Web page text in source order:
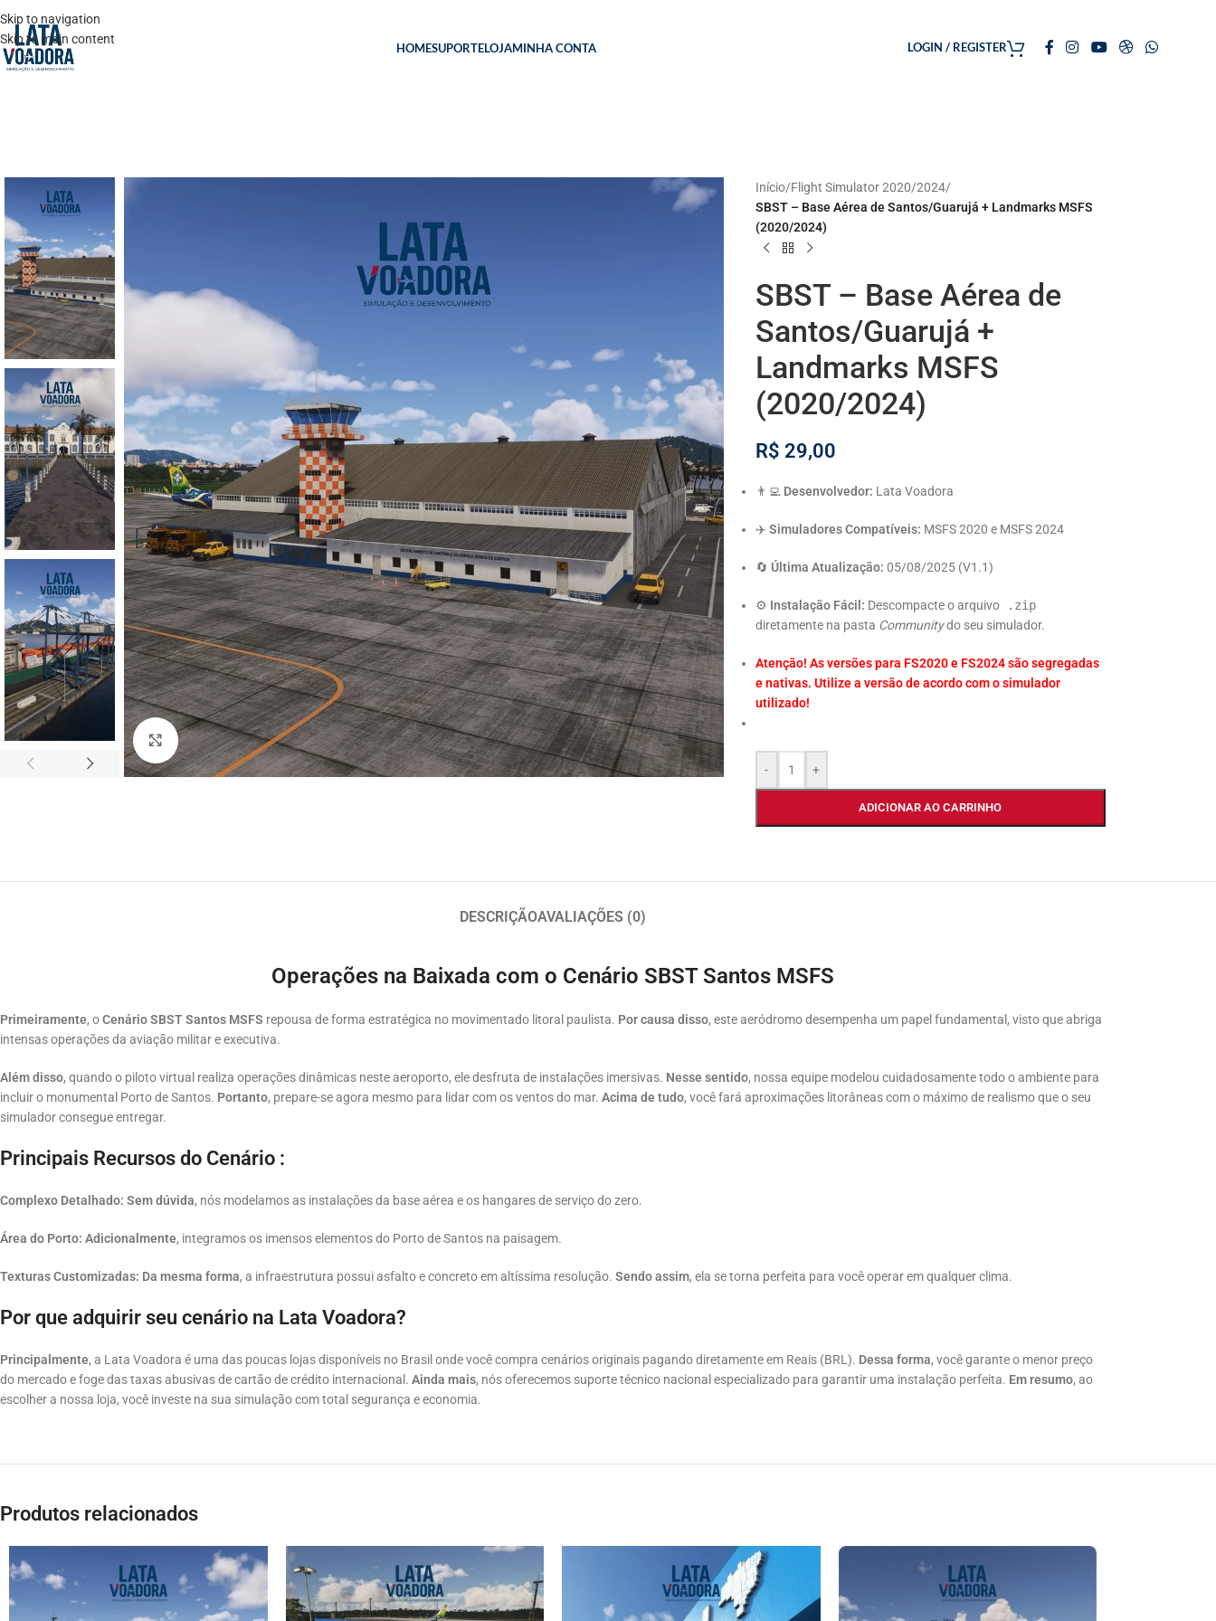
Skip to navigation
Skip to main content
HOMESUPORTELOJAMINHA CONTA LOGIN / REGISTER
Click to enlarge
Início/Flight Simulator 2020/2024/
SBST – Base Aérea de Santos/Guarujá + Landmarks MSFS
(2020/2024)
SBST – Base Aérea de
Santos/Guarujá +
Landmarks MSFS
(2020/2024)
R$ 29,00
👨‍💻 Desenvolvedor: Lata Voadora
✈️ Simuladores Compatíveis: MSFS 2020 e MSFS 2024
🔄 Última Atualização: 05/08/2025 (V1.1)
⚙️ Instalação Fácil: Descompacte o arquivo
.zip
diretamente na pasta Communitydo seu simulador.
Atenção! As versões para FS2020 e FS2024 são segregadas
e nativas. Utilize a versão de acordo com o simulador
utilizado!
- +
ADICIONAR AO CARRINHO
DESCRIÇÃOAVALIAÇÕES (0)
Operações na Baixada com o Cenário SBST Santos MSFS
Primeiramente, oCenário SBST Santos MSFS repousa de forma estratégica no movimentado litoral paulista. Por causa disso, este aeródromo desempenha um papel fundamental, visto que abriga
intensas operações da aviação militar e executiva.
Além disso, quando o piloto virtual realiza operações dinâmicas neste aeroporto, ele desfruta de instalações imersivas. Nesse sentido, nossa equipe modelou cuidadosamente todo o ambiente para
incluir o monumental Porto de Santos. Portanto, prepare-se agora mesmo para lidar com os ventos do mar. Acima de tudo, você fará aproximações litorâneas com o máximo de realismo que o seu
simulador consegue entregar.
Principais Recursos do Cenário :
Complexo Detalhado: Sem dúvida, nós modelamos as instalações da base aérea e os hangares de serviço do zero.
Área do Porto: Adicionalmente, integramos os imensos elementos do Porto de Santos na paisagem.
Texturas Customizadas: Da mesma forma, a infraestrutura possui asfalto e concreto em altíssima resolução. Sendo assim, ela se torna perfeita para você operar em qualquer clima.
Por que adquirir seu cenário na Lata Voadora?
Principalmente, a Lata Voadora é uma das poucas lojas disponíveis no Brasil onde você compra cenários originais pagando diretamente em Reais (BRL). Dessa forma, você garante o menor preço
do mercado e foge das taxas abusivas de cartão de crédito internacional. Ainda mais, nós oferecemos suporte técnico nacional especializado para garantir uma instalação perfeita. Em resumo, ao
escolher a nossa loja, você investe na sua simulação com total segurança e economia.
Produtos relacionados